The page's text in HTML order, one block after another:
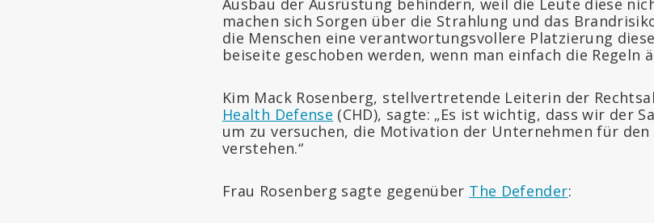
Ausbau der Ausrüstung behindern, weil die Leute diese
machen sich Sorgen über die Strahlung und das
die Menschen eine verantwortungsvollere Platzierung
beiseite geschoben werden, wenn man einfach die Regeln
Kim Mack Rosenberg, stellvertretende Leiterin der
Health Defense (CHD), sagte: „Es ist wichtig, dass wir der
um zu versuchen, die Motivation der Unternehmen für den
verstehen.“
Frau Rosenberg sagte gegenüber The Defender: